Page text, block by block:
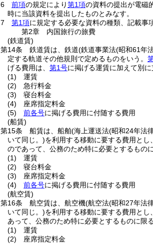
6
前項の規定により第1項の資料の提出が電磁
時に当該資料を提出したものとみなす。
7
第1項に規定する必要な資料の種類、記載事
第2章
内国旅行の旅費
(鉄道賃)
第14条
鉄道賃は、鉄道(鉄道事業法(昭和61年
定する軌道その他規則で定めるものをいう。
げる費用は、 第1号に掲げる運賃に加えて別
(1)
運賃
(2)
急行料金
(3)
寝台料金
(4)
座席指定料金
(5)
前各号に掲げる費用に付随する費用
(船賃)
第15条
船賃は、船舶(海上運送法(昭和24年法
いて同じ。)を利用する移動に要する費用と
のであって、公務のため特に必要とするもの
(1)
運賃
(2)
寝台料金
(3)
座席指定料金
(4)
前各号に掲げる費用に付随する費用
(航空賃)
第16条
航空賃は、航空機(航空法(昭和27年法
いて同じ。)を利用する移動に要する費用と
あって、公務のため特に必要とするものに限
(1)
運賃
(2)
座席指定料金